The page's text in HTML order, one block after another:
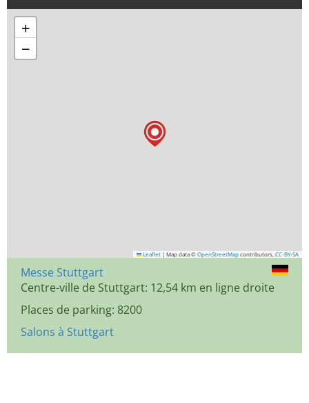
+
−
Leaflet | Map data © OpenStreetMap contributors, CC-BY-SA
Messe Stuttgart
Centre-ville de Stuttgart: 12,54 km en ligne droite
Places de parking: 8200
Salons à Stuttgart